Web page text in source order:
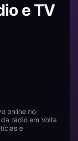
e TV
online no
rádio em Volta
e